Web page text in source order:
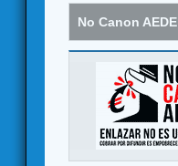
No Canon AEDE